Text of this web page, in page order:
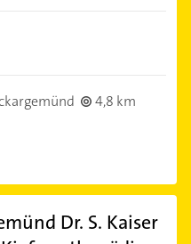
4,8 km
Dr. S. Kaiser